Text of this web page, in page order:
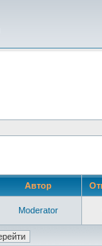
Автор
Moderator